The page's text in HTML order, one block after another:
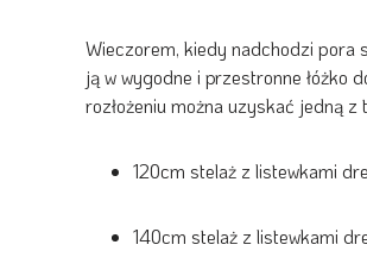
Wieczorem, kiedy nadchodzi pora
ją w wygodne i przestronne łóżko
rozłożeniu można uzyskać jedną
120cm stelaż z listewkami
140cm stelaż z listewkami